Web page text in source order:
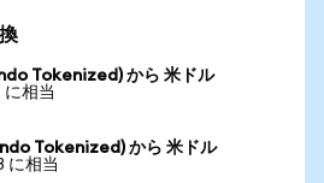
Tokenized) から 米ドル
に相当
Tokenized) から 米ドル
に相当